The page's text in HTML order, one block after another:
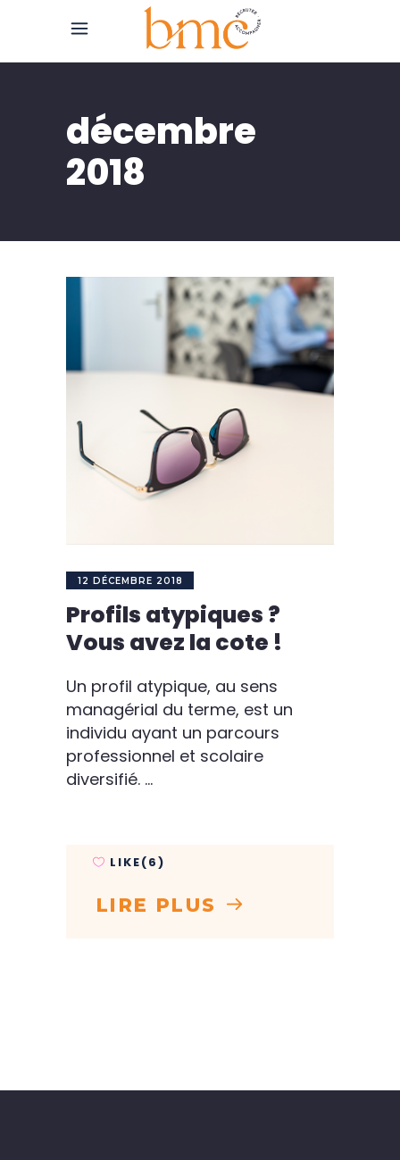
décembre
2018
12 DÉCEMBRE 2018
Profils atypiques ?
Vous avez la cote !
Un profil atypique, au sens
managérial du terme, est un
individu ayant un parcours
professionnel et scolaire
diversifié.
LIKE(6)
LIRE PLUS